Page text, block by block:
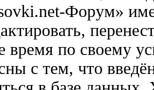
Форум»
время по своему
с тем, что